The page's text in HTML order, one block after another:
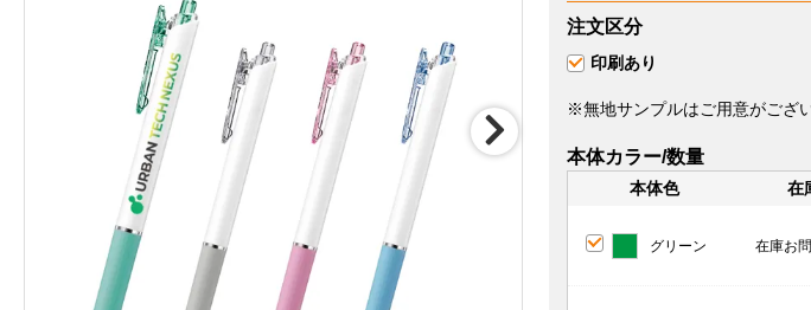
注文区分
印刷あり
※無地サンプルはご用意がござ
本体カラー/数量
本体色 在
グリーン 在庫お